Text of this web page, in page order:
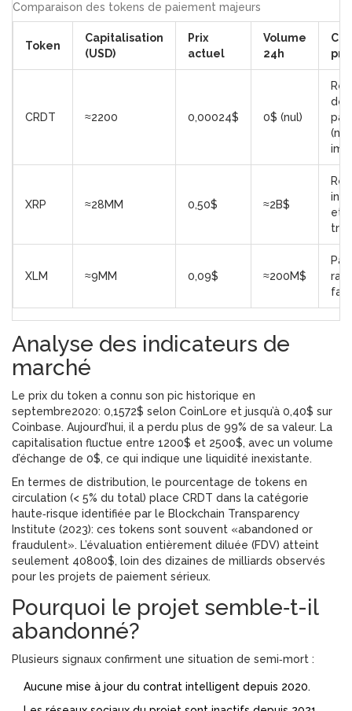
Comparaison des tokens de paiement majeurs
Token
Capitalisation
(USD)
Prix
actuel
Volume
24h
CRDT ≈2200 0,00024$ 0$ (nul)
de
XRP ≈28MM 0,50$ ≈2B$
et
XLM ≈9MM 0,09$ ≈200M$
Analyse des indicateurs de
marché
Le prix du token a connu son pic historique en
septembre2020: 0,1572$ selon CoinLore et jusqu’à 0,40$ sur
Coinbase. Aujourd’hui, il a perdu plus de 99% de sa valeur. La
capitalisation fluctue entre 1200$ et 2500$, avec un volume
d’échange de 0$, ce qui indique une liquidité inexistante.
En termes de distribution, le pourcentage de tokens en
circulation (< 5% du total) place CRDT dans la catégorie
haute‑risque identifiée par le Blockchain Transparency
Institute (2023): ces tokens sont souvent «abandoned or
fraudulent». L’évaluation entièrement diluée (FDV) atteint
seulement 40800$, loin des dizaines de milliards observés
pour les projets de paiement sérieux.
Pourquoi le projet semble‑t-il
abandonné?
Plusieurs signaux confirment une situation de semi‑mort :
Aucune mise à jour du contrat intelligent depuis 2020.